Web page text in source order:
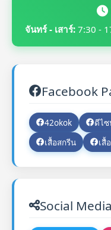
จันทร์ - เสาร์: 7:30 -
Facebook
42okok ดีไ
เสื้อสกรีน
เสื้
Social